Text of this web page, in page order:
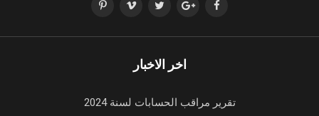
اخر الاخبار
تقرير مراقب الحسابات لسنة 2024